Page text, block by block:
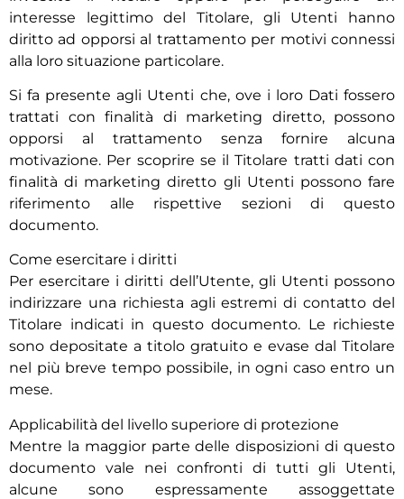
interesse legittimo del Titolare, gli Utenti hanno
diritto ad opporsi al trattamento per motivi connessi
alla loro situazione particolare.
Si fa presente agli Utenti che, ove i loro Dati fossero
trattati con finalità di marketing diretto, possono
opporsi al trattamento senza fornire alcuna
motivazione. Per scoprire se il Titolare tratti dati con
finalità di marketing diretto gli Utenti possono fare
riferimento alle rispettive sezioni di questo
documento.
Come esercitare i diritti
Per esercitare i diritti dell’Utente, gli Utenti possono
indirizzare una richiesta agli estremi di contatto del
Titolare indicati in questo documento. Le richieste
sono depositate a titolo gratuito e evase dal Titolare
nel più breve tempo possibile, in ogni caso entro un
mese.
Applicabilità del livello superiore di protezione
Mentre la maggior parte delle disposizioni di questo
documento vale nei confronti di tutti gli Utenti,
alcune sono espressamente assoggettate